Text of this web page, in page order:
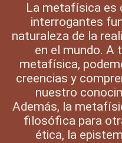
La metafísica es
interrogantes
naturaleza de la
en el mundo. A
metafísica,
creencias y
nuestro
Además, la
filosófica para
ética, la